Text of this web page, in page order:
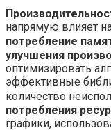
напрямую влияет
потребление
улучшения
оптимизировать
эффективные
количество
потребления
графики,